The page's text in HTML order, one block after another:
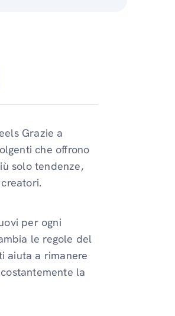
Grazie a
che offrono
solo tendenze,
per ogni
le regole del
aiuta a rimanere
la